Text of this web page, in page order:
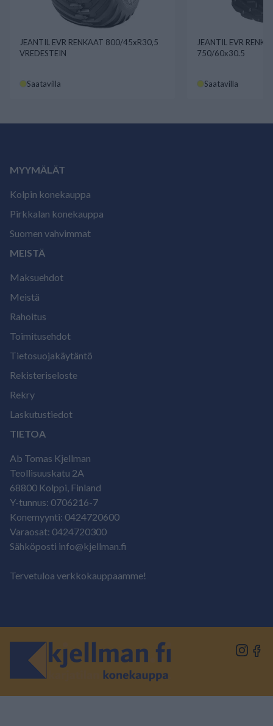
JEANTIL EVR RENKAAT 800/45xR30,5
VREDESTEIN
Saatavilla
JEANTIL EVR
750/60x30.5
Saatavilla
MYYMÄLÄT
Kolpin konekauppa
Pirkkalan konekauppa
Suomen vahvimmat
MEISTÄ
Maksuehdot
Meistä
Rahoitus
Toimitusehdot
Tietosuojakäytäntö
Rekisteriseloste
Rekry
Laskutustiedot
TIETOA
Ab Tomas Kjellman
Teollisuuskatu 2A
68800 Kolppi, Finland
Y-tunnus: 0706216-7
Konemyynti: 0424720600
Varaosat: 0424720300
Sähköposti info@kjellman.fi
Tervetuloa verkkokauppaamme!